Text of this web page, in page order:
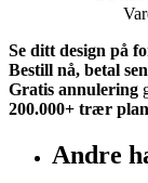
Se ditt design på
Bestill nå, betal
Gratis annulering
200.000+ trær
Andre